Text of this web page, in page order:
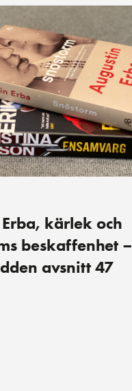
kärlek och
beskaffenhet –
avsnitt 47